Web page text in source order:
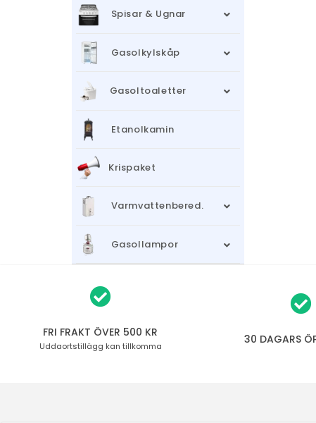
Spisar & Ugnar
Gasolkylskåp
Gasoltoaletter
Etanolkamin
Krispaket
Varmvattenbered.
Gasollampor
FRI FRAKT ÖVER 500 KR
Uddaortstillägg kan tillkomma 30 DAGARS